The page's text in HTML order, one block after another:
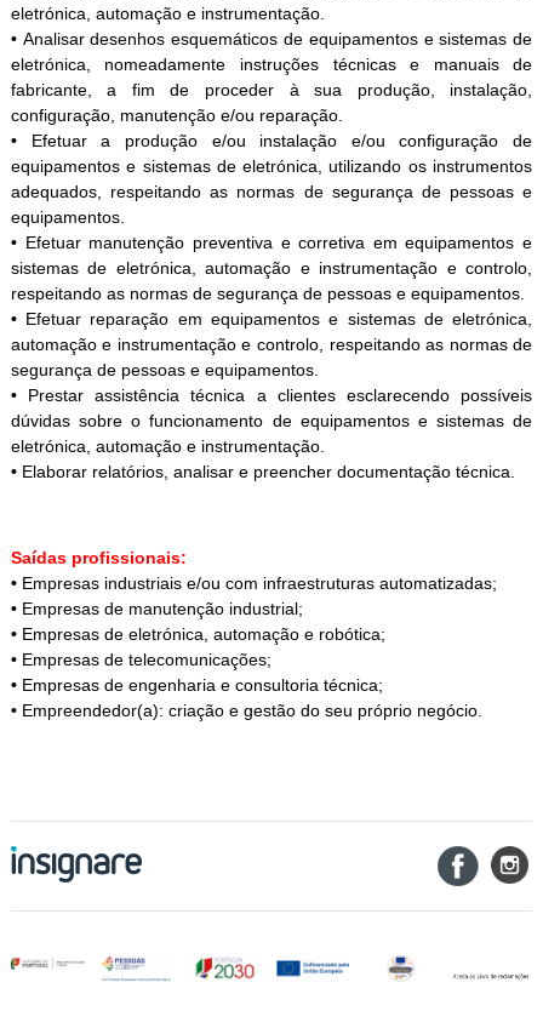
eletrónica, automação e instrumentação.
• Analisar desenhos esquemáticos de equipamentos e sistemas de
eletrónica, nomeadamente instruções técnicas e manuais de
fabricante, a fim de proceder à sua produção, instalação,
configuração, manutenção e/ou reparação.
• Efetuar a produção e/ou instalação e/ou configuração de
equipamentos e sistemas de eletrónica, utilizando os instrumentos
adequados, respeitando as normas de segurança de pessoas e
equipamentos.
• Efetuar manutenção preventiva e corretiva em equipamentos e
sistemas de eletrónica, automação e instrumentação e controlo,
respeitando as normas de segurança de pessoas e equipamentos.
• Efetuar reparação em equipamentos e sistemas de eletrónica,
automação e instrumentação e controlo, respeitando as normas de
segurança de pessoas e equipamentos.
• Prestar assistência técnica a clientes esclarecendo possíveis
dúvidas sobre o funcionamento de equipamentos e sistemas de
eletrónica, automação e instrumentação.
• Elaborar relatórios, analisar e preencher documentação técnica.
Saídas profissionais:
•Empresas industriais e/ou com infraestruturas automatizadas;
•Empresas de manutenção industrial;
•Empresas de eletrónica, automação e robótica;
•Empresas de telecomunicações;
•Empresas de engenharia e consultoria técnica;
•Empreendedor(a): criação e gestão do seu próprio negócio.